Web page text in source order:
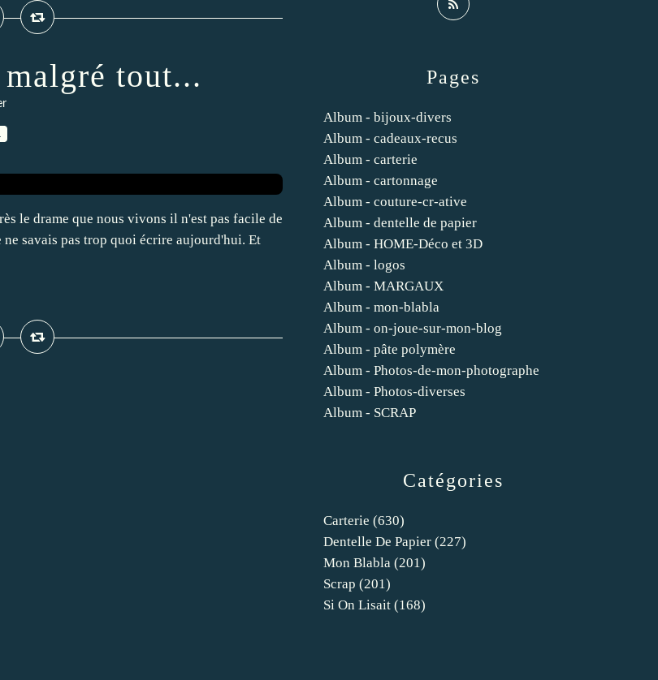
tout...
le drame que nous vivons il n'est pas facile de
savais pas trop quoi écrire aujourd'hui. Et
Catégories
Carterie (630)
Dentelle De Papier (227)
Mon Blabla (201)
Scrap (201)
Si On Lisait (168)
Pages
Album - bijoux-divers
Album - cadeaux-recus
Album - carterie
Album - cartonnage
Album - couture-cr-ative
Album - dentelle de papier
Album - HOME-Déco et 3D
Album - logos
Album - MARGAUX
Album - mon-blabla
Album - on-joue-sur-mon-blog
Album - pâte polymère
Album - Photos-de-mon-photographe
Album - Photos-diverses
Album - SCRAP